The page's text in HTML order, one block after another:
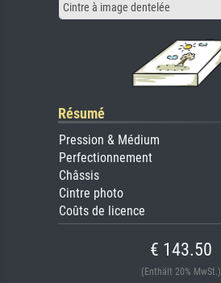
Cintre à image dentelée
Résumé
Pression & Médium
Perfectionnement
Châssis
Cintre photo
Coûts de licence
€ 143.50
(Enthält 20% MwSt.)